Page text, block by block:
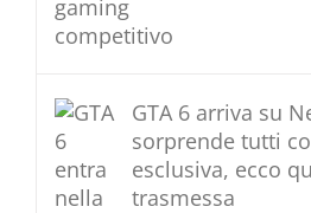
GTA 6 arriva su
sorprende tutti
esclusiva, ecco
trasmessa